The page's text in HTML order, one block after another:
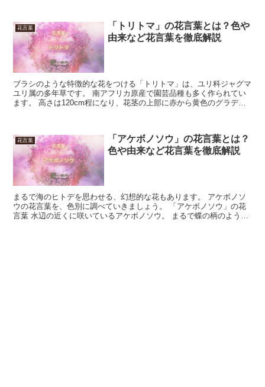
花言葉
「トリトマ」の花言葉とは？色や
由来など花言葉を徹底解説
ブラシのような特徴的な花をつける「トリトマ」は、ユリ科ジャグマ
ユリ属の多年草です。 南アフリカ原産で園芸品種も多く作られてい
ます。 高さは120cm程になり、花茎の上部に赤から黄色のグラデー
花言葉
「アケボノソウ」の花言葉とは？
色や由来など花言葉を徹底解説
まるで海のヒトデを思わせる、幻想的な花もあります。 アケボノソ
ウの花言葉を、色別に調べていきましょう。 「アケボノソウ」の花
言葉 水辺の近くに咲いているアケボノソウ。 まるで蝶の柄のよう